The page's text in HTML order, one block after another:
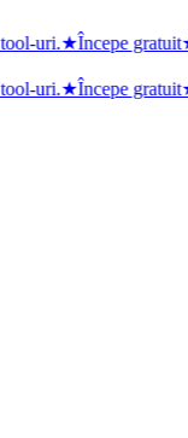
uri.★Începe gratuit
uri.★Începe gratuit